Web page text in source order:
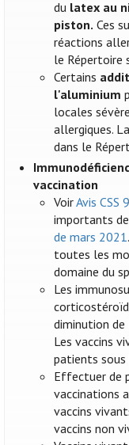
du latex au
piston. Ces
réactions
le Répertoire
Certains
l'aluminium
locales
allergiques.
dans le
vaccination
VoirAvis CSS
importants
de mars 2021
toutes les
domaine du
Les
diminution
Les vaccins
patients sous
Effectuer de
vaccinations
vaccins
vaccins non